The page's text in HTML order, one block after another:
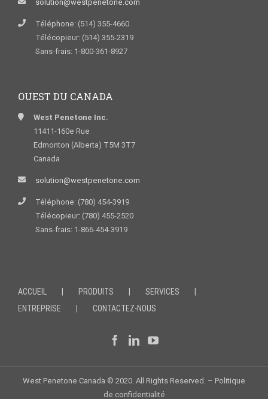
solution@westpenetone.com
Téléphone: (514) 355-4660
Télécopieur: (514) 355-2319
Sans-frais: 1-800-361-8927
OUEST DU CANADA
West Penetone Inc.
11411-160e Rue
Edmonton (Alberta) T5M 3T7
Canada
solution@westpenetone.com
Téléphone: (780) 454-3919
Télécopieur: (780) 455-2520
Sans-frais: 1-866-454-3919
ACCUEIL PRODUITS
SERVICES
ENTREPRISE
CONTACTEZ-NOUS
West Penetone Canada © 2020. All Rights Reserved. – Politique
de confidentialité